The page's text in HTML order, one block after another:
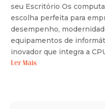
seu Escritório Os
escolha perfeita para
desempenho,
equipamentos de
inovador que integra a
Ler Mais